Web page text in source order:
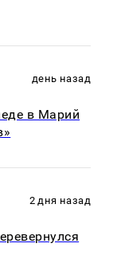
день назад
в Марий
2 дня назад